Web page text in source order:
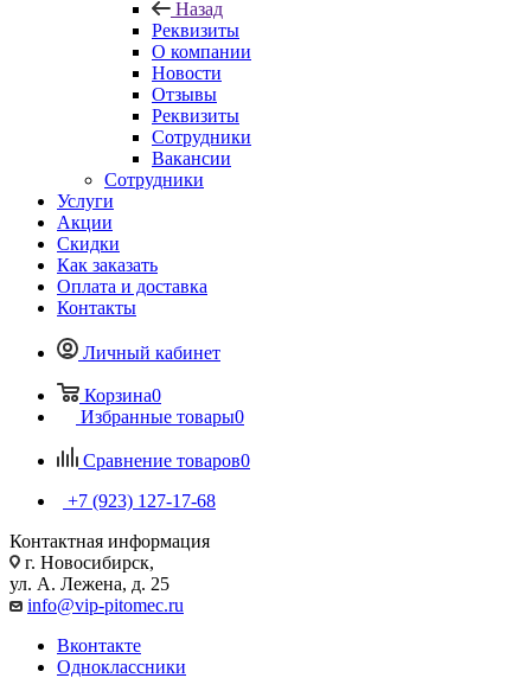
Назад
Реквизиты
О компании
Новости
Отзывы
Реквизиты
Сотрудники
Вакансии
Сотрудники
Услуги
Акции
Скидки
Как заказать
Оплата и доставка
Контакты
Личный кабинет
Корзина0
Избранные товары0
Сравнение товаров0
+7 (923) 127-17-68
Контактная информация
г. Новосибирск,
ул. А. Лежена, д. 25
info@vip-pitomec.ru
Вконтакте
Одноклассники